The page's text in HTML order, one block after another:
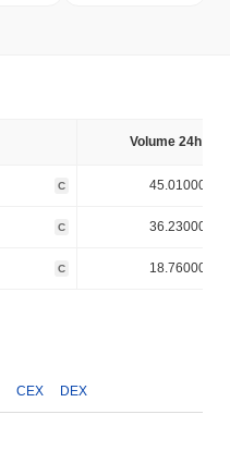
Volume 24h (%)
C 45.010000%
C 36.230000%
C 18.760000%
CEX DEX